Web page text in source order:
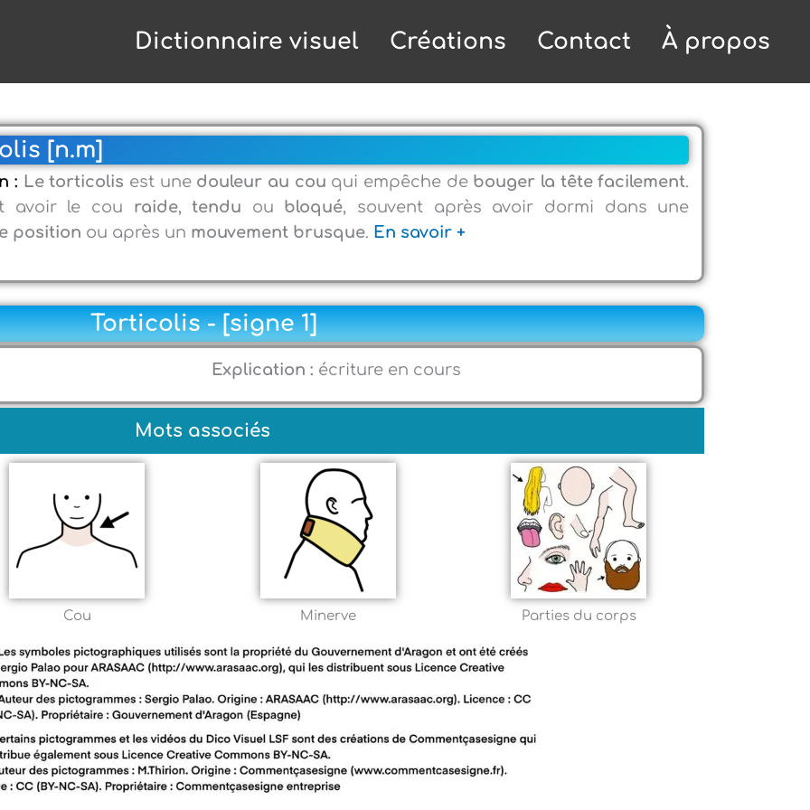
Dictionnaire visuel Créations Contact À propos
[n.m]
: Le torticolis est une douleur au cou qui empêche de bouger la tête facilement.
avoir le cou raide,tendu ou bloqué, souvent après avoir dormi dans une
position ou après un mouvement brusque. En savoir +
Torticolis - [signe 1]
Explication : écriture en cours
Mots associés
Cou Minerve Parties du corps